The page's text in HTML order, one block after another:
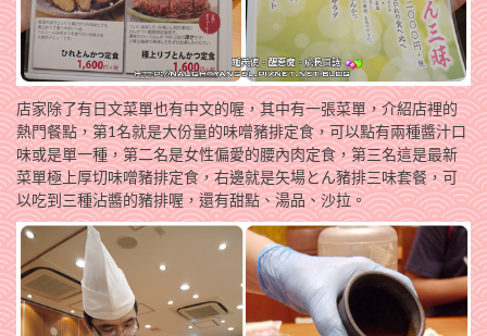
店家除了有日文菜單也有中文的喔，其中有一張菜單，介紹店裡的
熱門餐點，第1名就是大份量的味噌豬排定食，可以點有兩種醬汁口
味或是單一種，第二名是女性偏愛的腰內肉定食，第三名這是最新
菜單極上厚切味噌豬排定食，右邊就是矢場とん豬排三味套餐，可
以吃到三種沾醬的豬排喔，還有甜點、湯品、沙拉。